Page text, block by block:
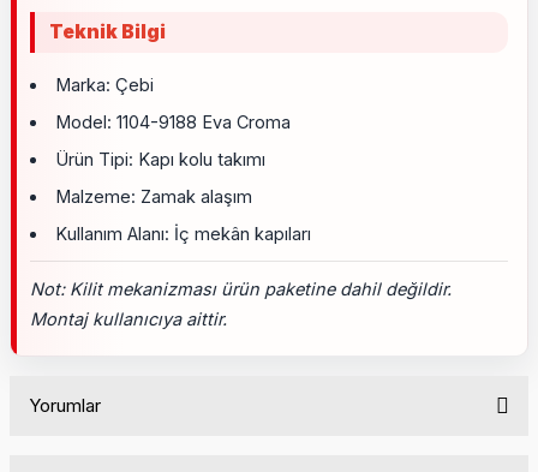
Teknik Bilgi
Marka: Çebi
Model: 1104-9188 Eva Croma
Ürün Tipi: Kapı kolu takımı
Malzeme: Zamak alaşım
Kullanım Alanı: İç mekân kapıları
Not: Kilit mekanizması ürün paketine dahil değildir.
Montaj kullanıcıya aittir.
Yorumlar